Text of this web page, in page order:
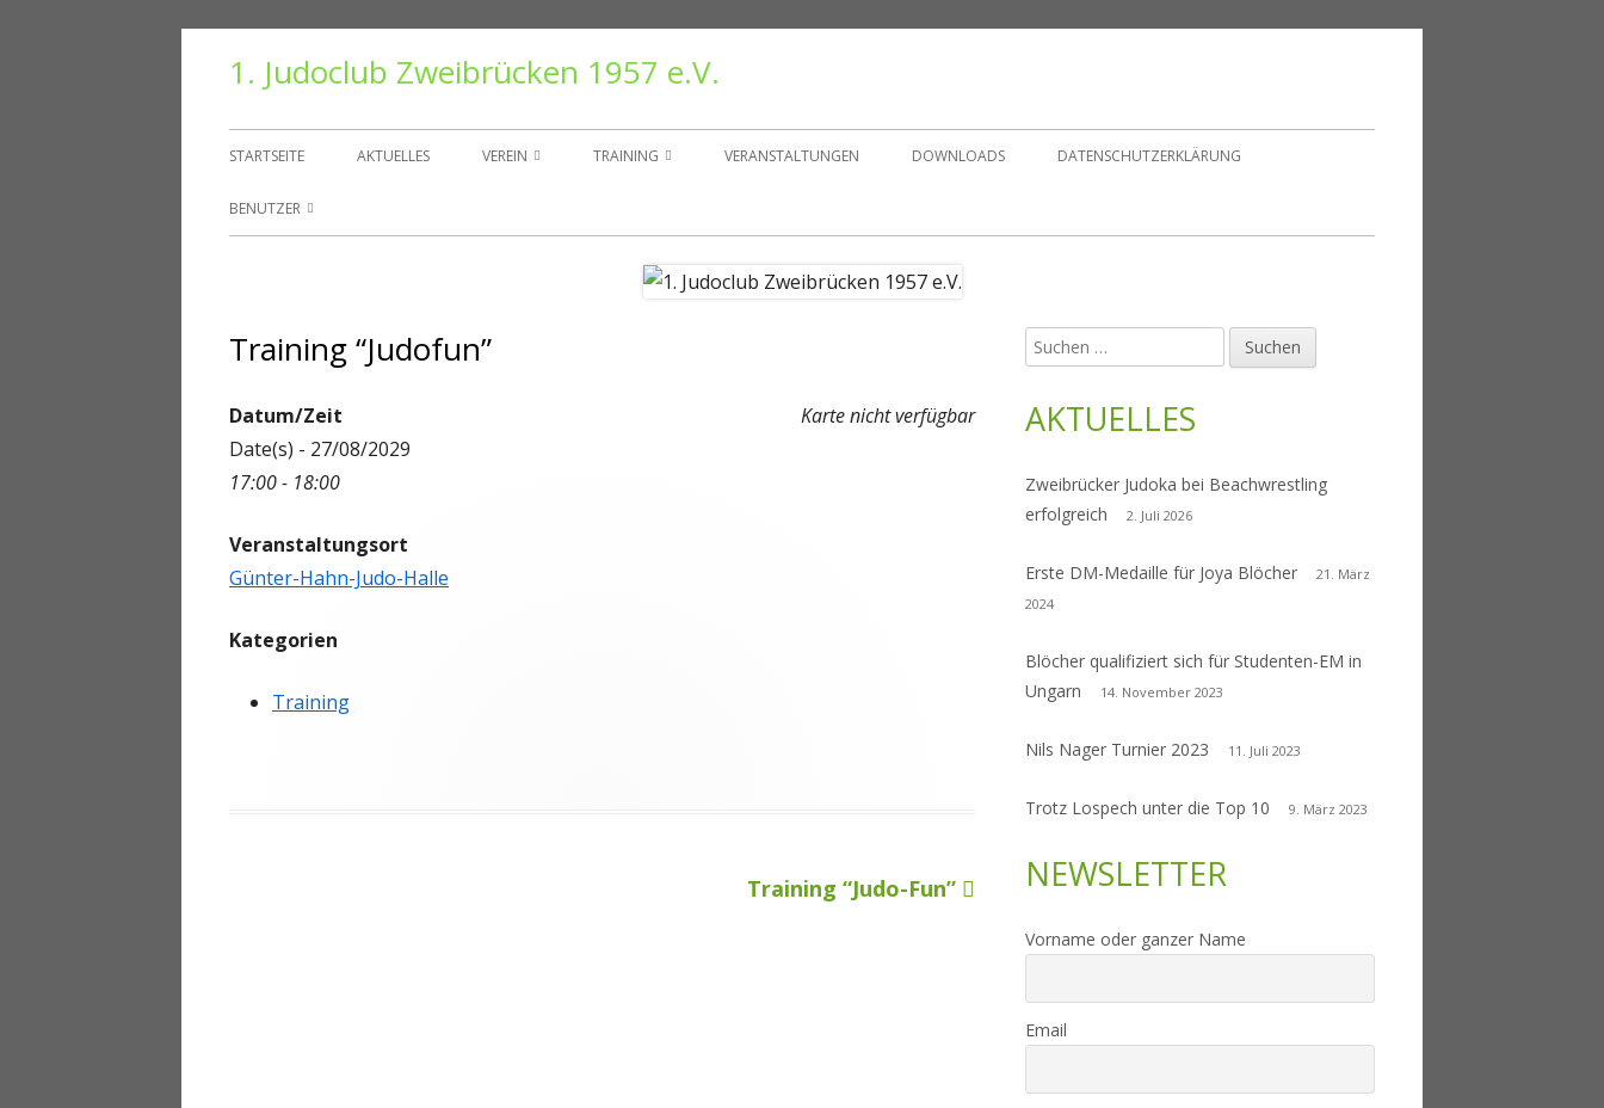
1. Judoclub Zweibrücken 1957 e.V.
Primäres
Menü
STARTSEITE AKTUELLES VEREIN TRAINING VERANSTALTUNGEN DOWNLOADS DATENSCHUTZERKLÄRUNG
BENUTZER
KONTO
ABMELDEN
MITGLIEDER
Training “Judofun”
Karte nicht verfügbar
Datum/Zeit
Date(s) - 27/08/2029
17:00 - 18:00
Veranstaltungsort
Günter-Hahn-Judo-Halle
Kategorien
Training
Nächster
Training “Judo-Fun”
Haupt-
Seitenleiste
Suchen
nach:
AKTUELLES
Zweibrücker Judoka bei Beachwrestling
erfolgreich
2. Juli 2026
Erste DM-Medaille für Joya Blöcher
21. März
2024
Blöcher qualifiziert sich für Studenten-EM in
Ungarn
14. November 2023
Nils Nager Turnier 2023 11. Juli 2023
Trotz Lospech unter die Top 10 9. März 2023
NEWSLETTER
Vorname oder ganzer Name
Email